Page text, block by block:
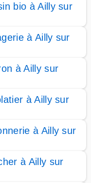
bio à Ailly sur
à Ailly sur
à Ailly sur
à Ailly sur
à Ailly sur
à Ailly sur